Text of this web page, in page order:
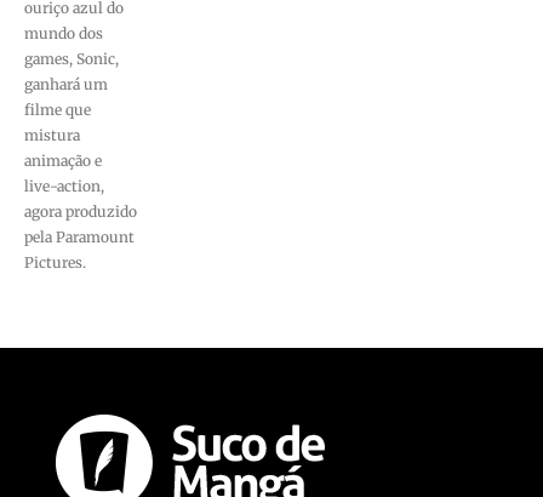
ouriço azul do
mundo dos
games, Sonic,
ganhará um
filme que
mistura
animação e
live-action,
agora produzido
pela Paramount
Pictures.